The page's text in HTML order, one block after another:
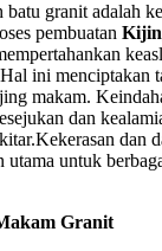
batu granit adalah
pembuatan
ini menciptakan
makam.
dan
dan
untuk
Granit